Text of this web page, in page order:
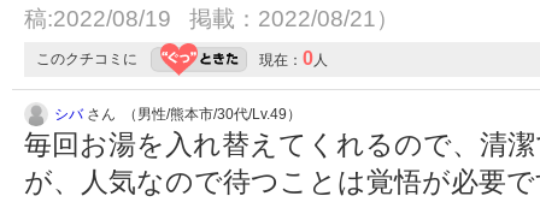
稿:2022/08/19 掲載：2022/08/21）
このクチコミに 現在： 0人
シバさん （男性/熊本市/30代/Lv.49）
毎回お湯を入れ替えてくれるので、清
が、人気なので待つことは覚悟が必要